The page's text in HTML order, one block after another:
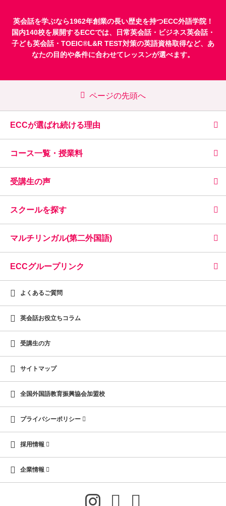
英会話を学ぶなら1962年創業の長い歴史を持つECC外語学院！
国内140校を展開するECCでは、
日常英会話・ ビジネス英会話・
子ども英会話・ TOEIC®L&R TEST対策の英語資格取得など、あ
なたの目的や条件に合わせてレッスンが選べます。
ページの先頭へ
ECCが選ばれ続ける理由
コース一覧・授業料
受講生の声
スクールを探す
マルチリンガル(第二外国語)
ECCグループリンク
よくあるご質問
英会話お役立ちコラム
受講生の方
サイトマップ
全国外国語教育振興協会加盟校
プライバシーポリシー
採用情報
企業情報